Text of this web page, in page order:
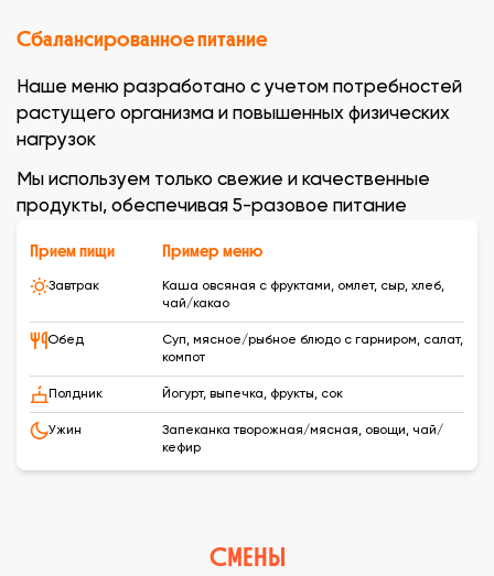
Сбалансированное питание
Наше меню разработано с учетом потребностей
растущего организма и повышенных физических
нагрузок
Мы используем только свежие и качественные
продукты, обеспечивая 5-разовое питание
Прием пищи Пример меню
Завтрак
Каша овсяная с фруктами, омлет, сыр, хлеб,
чай/какао
Обед
Суп, мясное/рыбное блюдо с гарниром, салат,
компот
Полдник Йогурт, выпечка, фрукты, сок
Ужин
Запеканка творожная/мясная, овощи, чай/
кефир
СМЕНЫ